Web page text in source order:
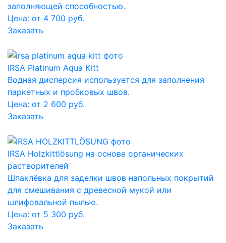
заполняющей способностью.
Цена: от 4 700 руб.
Заказать
IRSA Platinum Aqua Kitt
Водная дисперсия используется для заполнения
паркетных и пробковых швов.
Цена: от 2 600 руб.
Заказать
IRSA Holzkittlösung на основе органических
растворителей
Шпаклёвка для заделки швов напольных покрытий
для смешивания с древесной мукой или
шлифовальной пылью.
Цена: от 5 300 руб.
Заказать